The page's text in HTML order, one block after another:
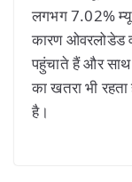
लगभग 7.02%
कारण ओवरलोडेड
पहुंचाते हैं और
का खतरा भी
है।